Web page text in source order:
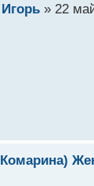
» 22